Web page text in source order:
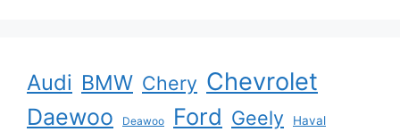
Audi BMW Chery Chevrolet
Daewoo Deawoo Ford Geely Haval